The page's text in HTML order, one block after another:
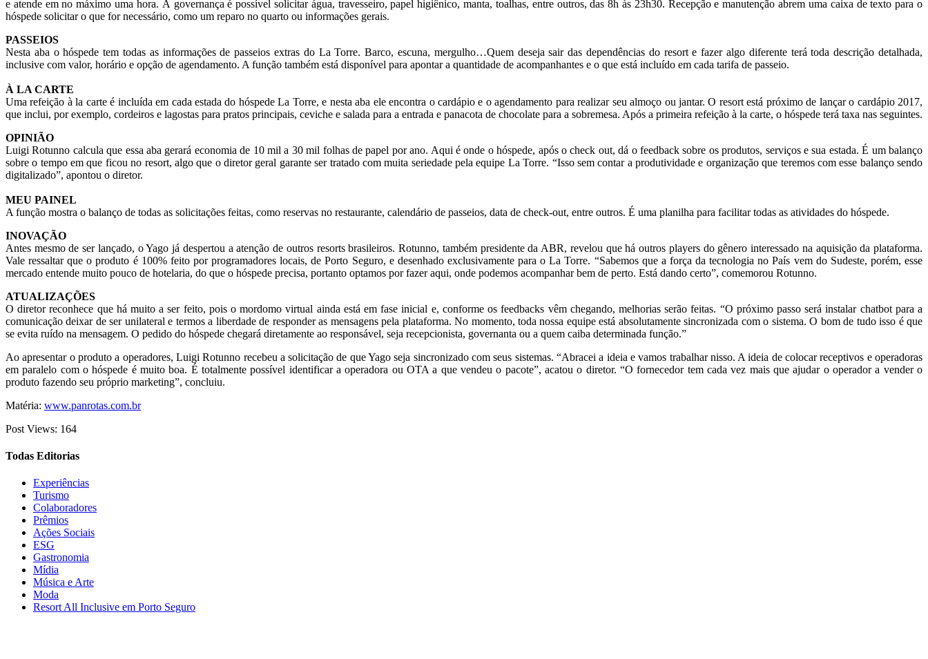
e atende em no máximo uma hora. À governança é possível solicitar água, travesseiro, papel higiênico, manta, toalhas, entre outros, das 8h às 23h30. Recepção e manutenção abrem uma caixa de texto para o
hóspede solicitar o que for necessário, como um reparo no quarto ou informações gerais.
PASSEIOS
Nesta aba o hóspede tem todas as informações de passeios extras do La Torre. Barco, escuna, mergulho…Quem deseja sair das dependências do resort e fazer algo diferente terá toda descrição detalhada,
inclusive com valor, horário e opção de agendamento. A função também está disponível para apontar a quantidade de acompanhantes e o que está incluído em cada tarifa de passeio.
À LA CARTE
Uma refeição à la carte é incluída em cada estada do hóspede La Torre, e nesta aba ele encontra o cardápio e o agendamento para realizar seu almoço ou jantar. O resort está próximo de lançar o cardápio 2017,
que inclui, por exemplo, cordeiros e lagostas para pratos principais, ceviche e salada para a entrada e panacota de chocolate para a sobremesa. Após a primeira refeição à la carte, o hóspede terá taxa nas seguintes.
OPINIÃO
Luigi Rotunno calcula que essa aba gerará economia de 10 mil a 30 mil folhas de papel por ano. Aqui é onde o hóspede, após o check out, dá o feedback sobre os produtos, serviços e sua estada. É um balanço
sobre o tempo em que ficou no resort, algo que o diretor geral garante ser tratado com muita seriedade pela equipe La Torre. “Isso sem contar a produtividade e organização que teremos com esse balanço sendo
digitalizado”, apontou o diretor.
MEU PAINEL
A função mostra o balanço de todas as solicitações feitas, como reservas no restaurante, calendário de passeios, data de check-out, entre outros. É uma planilha para facilitar todas as atividades do hóspede.
INOVAÇÃO
Antes mesmo de ser lançado, o Yago já despertou a atenção de outros resorts brasileiros. Rotunno, também presidente da ABR, revelou que há outros players do gênero interessado na aquisição da plataforma.
Vale ressaltar que o produto é 100% feito por programadores locais, de Porto Seguro, e desenhado exclusivamente para o La Torre. “Sabemos que a força da tecnologia no País vem do Sudeste, porém, esse
mercado entende muito pouco de hotelaria, do que o hóspede precisa, portanto optamos por fazer aqui, onde podemos acompanhar bem de perto. Está dando certo”, comemorou Rotunno.
ATUALIZAÇÕES
O diretor reconhece que há muito a ser feito, pois o mordomo virtual ainda está em fase inicial e, conforme os feedbacks vêm chegando, melhorias serão feitas. “O próximo passo será instalar chatbot para a
comunicação deixar de ser unilateral e termos a liberdade de responder as mensagens pela plataforma. No momento, toda nossa equipe está absolutamente sincronizada com o sistema. O bom de tudo isso é que
se evita ruído na mensagem. O pedido do hóspede chegará diretamente ao responsável, seja recepcionista, governanta ou a quem caiba determinada função.”
Ao apresentar o produto a operadores, Luigi Rotunno recebeu a solicitação de que Yago seja sincronizado com seus sistemas. “Abracei a ideia e vamos trabalhar nisso. A ideia de colocar receptivos e operadoras
em paralelo com o hóspede é muito boa. É totalmente possível identificar a operadora ou OTA a que vendeu o pacote”, acatou o diretor. “O fornecedor tem cada vez mais que ajudar o operador a vender o
produto fazendo seu próprio marketing”, concluiu.
Matéria: www.panrotas.com.br
Post Views: 164
Todas Editorias
Experiências
Turismo
Colaboradores
Prêmios
Ações Sociais
ESG
Gastronomia
Mídia
Música e Arte
Moda
Resort All Inclusive em Porto Seguro